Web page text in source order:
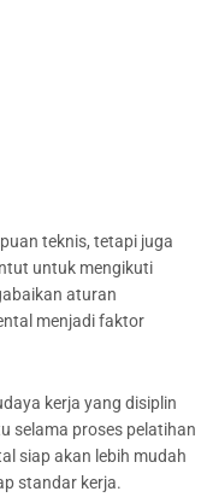
teknis, tetapi juga
untuk mengikuti
aturan
menjadi faktor
kerja yang disiplin
selama proses pelatihan
siap akan lebih mudah
standar kerja.